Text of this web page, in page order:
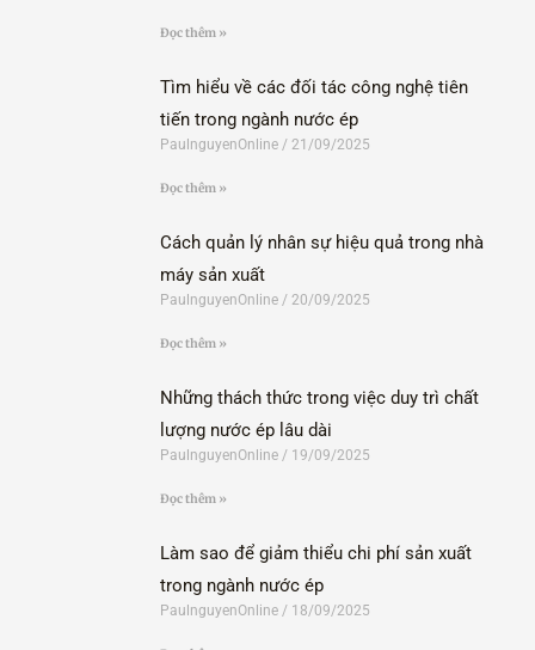
Đọc thêm »
Tìm hiểu về các đối tác công nghệ tiên
tiến trong ngành nước ép
PaulnguyenOnline 21/09/2025
Đọc thêm »
Cách quản lý nhân sự hiệu quả trong nhà
máy sản xuất
PaulnguyenOnline 20/09/2025
Đọc thêm »
Những thách thức trong việc duy trì chất
lượng nước ép lâu dài
PaulnguyenOnline 19/09/2025
Đọc thêm »
Làm sao để giảm thiểu chi phí sản xuất
trong ngành nước ép
PaulnguyenOnline 18/09/2025